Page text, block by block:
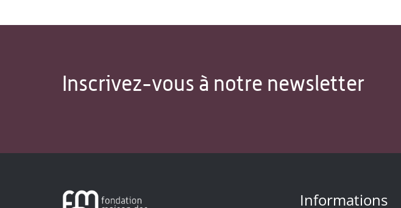
Inscrivez-vous à notre newsletter
Informations